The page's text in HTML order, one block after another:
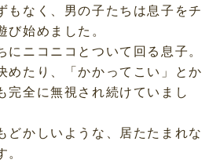
もなく、男の子たちは息子をチ
始めました。
にニコニコとついて回る息子。
めたり、「かかってこい」とか
完全に無視され続けていまし
どかしいような、居たたまれな